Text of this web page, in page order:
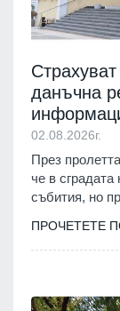
данъчна
02.08.2026г.
През
че в
събития, но
ПРОЧЕТЕТЕ